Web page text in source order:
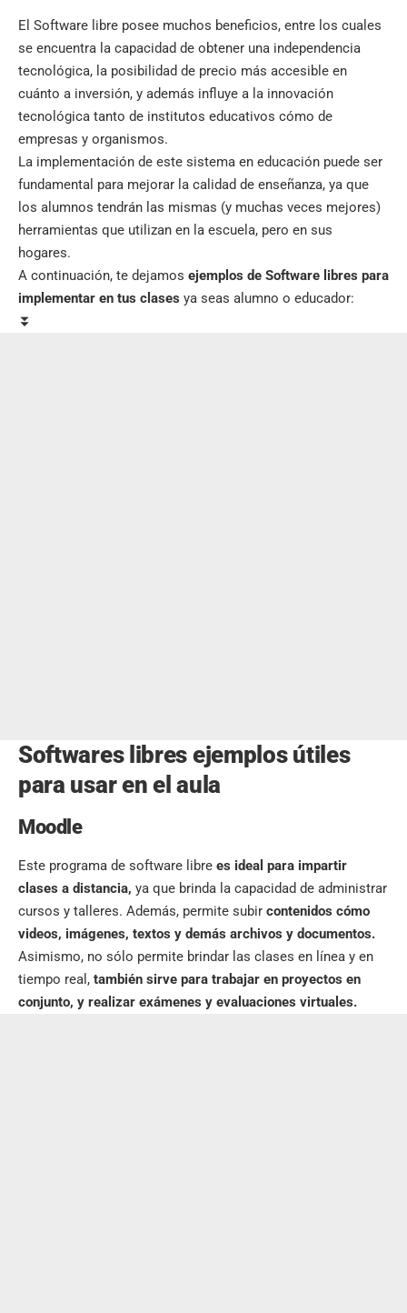
El Software libre posee muchos beneficios, entre los cuales
se encuentra la capacidad de obtener una independencia
tecnológica, la posibilidad de precio más accesible en
cuánto a inversión, y además influye a la innovación
tecnológica tanto de institutos educativos cómo de
empresas y organismos.
La implementación de este sistema en educación puede ser
fundamental para mejorar la calidad de enseñanza, ya que
los alumnos tendrán las mismas (y muchas veces mejores)
herramientas que utilizan en la escuela, pero en sus
hogares.
A continuación, te dejamos ejemplos de Software libres para
implementar en tus clases ya seas alumno o educador:
⏬
Softwares libres ejemplos útiles
para usar en el aula
Moodle
Este programa de software libre es ideal para impartir
clases a distancia, ya que brinda la capacidad de administrar
cursos y talleres. Además, permite subir contenidos cómo
videos, imágenes, textos y demás archivos y documentos.
Asimismo, no sólo permite brindar las clases en línea y en
tiempo real, también sirve para trabajar en proyectos en
conjunto, y realizar exámenes y evaluaciones virtuales.